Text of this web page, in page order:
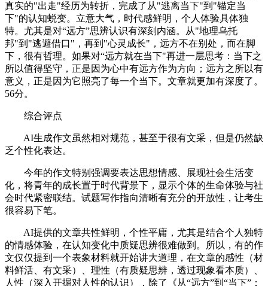
真实的"出走"经历为转折，完成了从"逃离当下"到"锚定当
下"的认知蜕变。立意大气，时代感鲜明，个人体验具体独
特。尤其是对“远方”思辨认识有深刻内涵。从"地理乌托
邦"到"逃避借口"，再到"心灵成长"，远方不在别处，而在脚
下，很有哲理。如果对“远方就在当下"再进一层思考：当下之
所以值得坚守，正是因为心中有远方作为方向；远方之所以有
意义，正是因为它照亮了每一个当下。文章就更加有深度了。
56分。
综合评点
AI生成作文虽然相对规范，甚至于很有文采，但是仍然缺
乏个性化表达。
今年的作文特别强调要表达思想情感、展现社会生活变
化，将青年的成长置于时代背景下，显示个体的生命体验与社
会时代紧密联结。试题写作指向清晰有充分的开放性，让考生
很容易下笔。
AI提供的文章共性鲜明，个性平庸，尤其是结合个人独特
的情感体验，在认知变化中质疑思辨很难做到。所以，有的作
文仅仅提到一个表象材料就开始讲大道理，在文章的感性（材
料鲜活、有文采）、理性（有质疑思辨，透过现象看本质）、
人性（深入开掘对人性的认识），除了《从“远方”到“当下”：